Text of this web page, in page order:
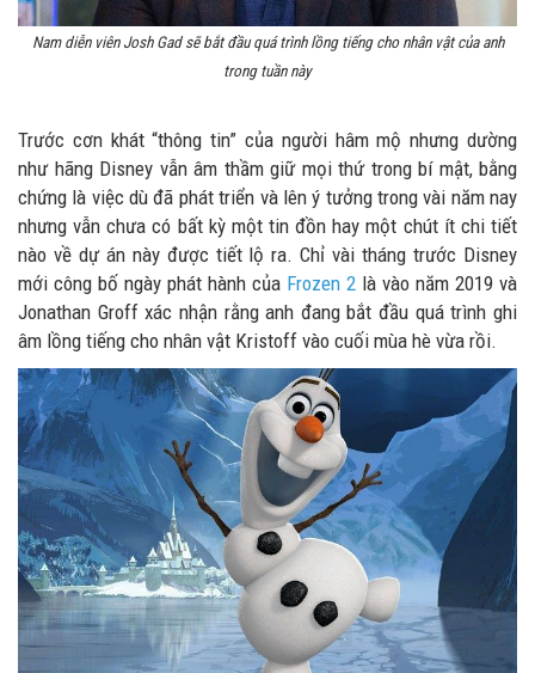
Nam diễn viên Josh Gad sẽ bắt đầu quá trình lồng tiếng cho nhân vật của anh
trong tuần này
Trước cơn khát “thông tin” của người hâm mộ nhưng dường
như hãng Disney vẫn âm thầm giữ mọi thứ trong bí mật, bằng
chứng là việc dù đã phát triển và lên ý tưởng trong vài năm nay
nhưng vẫn chưa có bất kỳ một tin đồn hay một chút ít chi tiết
nào về dự án này được tiết lộ ra. Chỉ vài tháng trước Disney
mới công bố ngày phát hành của Frozen 2 là vào năm 2019 và
Jonathan Groff xác nhận rằng anh đang bắt đầu quá trình ghi
âm lồng tiếng cho nhân vật Kristoff vào cuối mùa hè vừa rồi.